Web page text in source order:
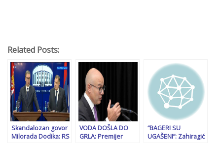
Related Posts:
Skandalozan govor
Milorada Dodika: RS
VODA DOŠLA DO
GRLA: Premijer
“BAGERI SU
UGAŠENI”: Zahiragić